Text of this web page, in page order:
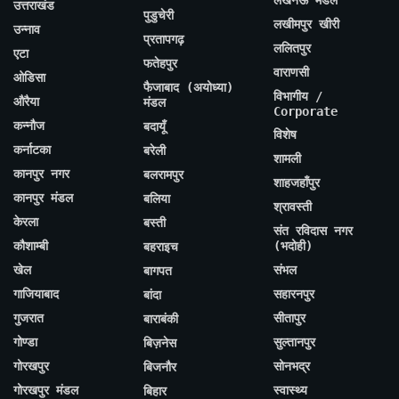
उत्तराखंड
उन्नाव
एटा
ओडिसा
औरैया
कन्नौज
कर्नाटका
कानपुर नगर
कानपुर मंडल
केरला
कौशाम्बी
खेल
गाजियाबाद
गुजरात
गोण्डा
गोरखपुर
गोरखपुर मंडल
पुडुचेरी
प्रतापगढ़
फतेहपुर
फैजाबाद (अयोध्या)
मंडल
बदायूँ
बरेली
बलरामपुर
बलिया
बस्ती
बहराइच
बागपत
बांदा
बाराबंकी
बिज़नेस
बिजनौर
बिहार
लखीमपुर खीरी
ललितपुर
वाराणसी
विभागीय /
Corporate
विशेष
शामली
शाहजहाँपुर
श्रावस्ती
संत रविदास नगर
(भदोही)
संभल
सहारनपुर
सीतापुर
सुल्तानपुर
सोनभद्र
स्वास्थ्य